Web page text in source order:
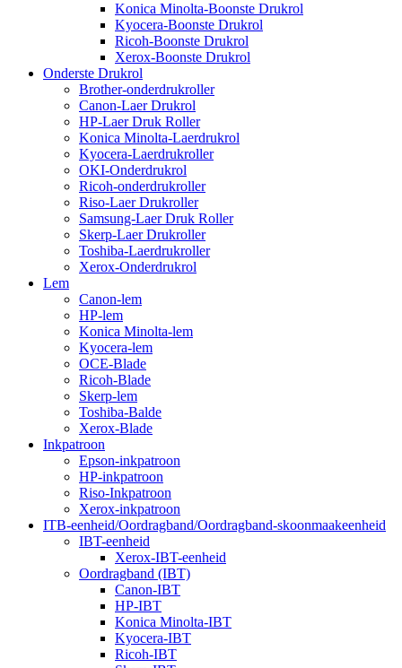
Konica Minolta-Boonste Drukrol
Kyocera-Boonste Drukrol
Ricoh-Boonste Drukrol
Xerox-Boonste Drukrol
Onderste Drukrol
Brother-onderdrukroller
Canon-Laer Drukrol
HP-Laer Druk Roller
Konica Minolta-Laerdrukrol
Kyocera-Laerdrukroller
OKI-Onderdrukrol
Ricoh-onderdrukroller
Riso-Laer Drukroller
Samsung-Laer Druk Roller
Skerp-Laer Drukroller
Toshiba-Laerdrukroller
Xerox-Onderdrukrol
Lem
Canon-lem
HP-lem
Konica Minolta-lem
Kyocera-lem
OCE-Blade
Ricoh-Blade
Skerp-lem
Toshiba-Balde
Xerox-Blade
Inkpatroon
Epson-inkpatroon
HP-inkpatroon
Riso-Inkpatroon
Xerox-inkpatroon
ITB-eenheid/Oordragband/Oordragband-skoonmaakeenheid
IBT-eenheid
Xerox-IBT-eenheid
Oordragband (IBT)
Canon-IBT
HP-IBT
Konica Minolta-IBT
Kyocera-IBT
Ricoh-IBT